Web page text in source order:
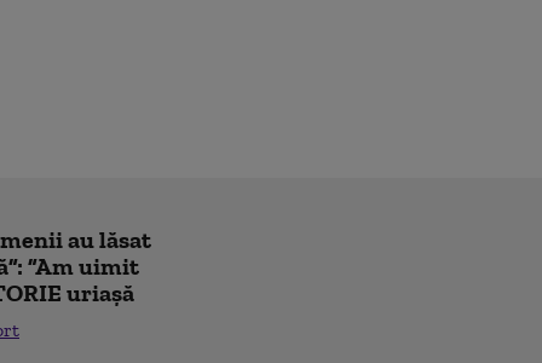
au lăsat
”Am uimit
uriașă